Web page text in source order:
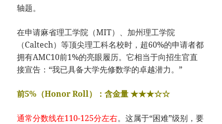
轴题。
在申请麻省理工学院（MIT）、加州理工学院
（Caltech）等顶尖理工科名校时，超60%的申请者都
拥有AMC10前1%的亮眼履历。它相当于向招生官直
接宣告：“我已具备大学先修数学的卓越潜力。”
前5%（Honor Roll）：含金量 ★★★☆☆
通常分数线在110-125分左右。这属于“困难”级别，要